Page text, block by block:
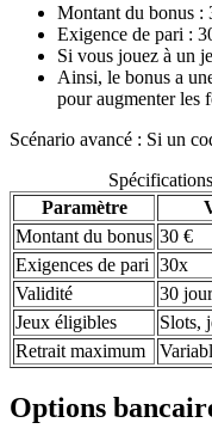
Montant du bonus :
Exigence de pari :
Si vous jouez à un
Ainsi, le bonus a
pour augmenter les
Scénario avancé : Si un
Paramètre
Montant du bonus 30 €
Exigences de pari 30x
Validité
30
Jeux éligibles
Slots,
Retrait maximum
Options